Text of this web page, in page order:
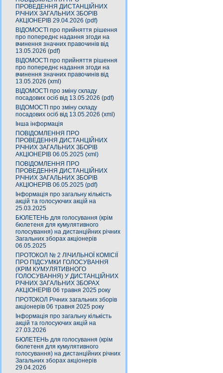
ПРОВЕДЕННЯ ДИСТАНЦІЙНИХ
РІЧНИХ ЗАГАЛЬНИХ ЗБОРІВ
АКЦІОНЕРІВ 29.04.2026 (pdf)
ВІДОМОСТІ про прийняття рішення
про попереднє надання згоди на
вчинення значних правочинів від
13.05.2026 (pdf)
ВІДОМОСТІ про прийняття рішення
про попереднє надання згоди на
вчинення значних правочинів від
13.05.2026 (xml)
ВІДОМОСТІ про зміну складу
посадових осіб від 13.05.2026 (pdf)
ВІДОМОСТІ про зміну складу
посадових осіб від 13.05.2026 (xml)
Інша інформація
ПОВІДОМЛЕННЯ ПРО
ПРОВЕДЕННЯ ДИСТАНЦІЙНИХ
РІЧНИХ ЗАГАЛЬНИХ ЗБОРІВ
АКЦІОНЕРІВ 06.05.2025 (xml)
ПОВІДОМЛЕННЯ ПРО
ПРОВЕДЕННЯ ДИСТАНЦІЙНИХ
РІЧНИХ ЗАГАЛЬНИХ ЗБОРІВ
АКЦІОНЕРІВ 06.05.2025 (pdf)
Інформація про загальну кількість
акцій та голосуючих акцій на
25.03.2025
БЮЛЕТЕНЬ для голосування (крім
бюлетеня для кумулятивного
голосування) на дистанційних річних
Загальних зборах акціонерів
06.05.2025
ПРОТОКОЛ № 2 ЛІЧИЛЬНОЇ КОМІСІЇ
ПРО ПІДСУМКИ ГОЛОСУВАННЯ
(КРІМ КУМУЛЯТИВНОГО
ГОЛОСУВАННЯ) У ДИСТАНЦІЙНИХ
РІЧНИХ ЗАГАЛЬНИХ ЗБОРАХ
АКЦІОНЕРІВ 06 травня 2025 року
ПРОТОКОЛ Річних загальних зборів
акціонерів 06 травня 2025 року
Інформація про загальну кількість
акцій та голосуючих акцій на
27.03.2026
БЮЛЕТЕНЬ для голосування (крім
бюлетеня для кумулятивного
голосування) на дистанційних річних
Загальних зборах акціонерів
29.04.2026